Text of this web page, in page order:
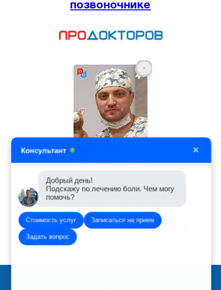
позвоночнике
Водолазский Николай Юрьевич
Воронеж: анестезиолог-реаниматолог, 1
категория, стаж 15 лет
Запись на приём+7 (473) 2103-103
Запись на приём+7 (473) 223-03-03
Консультант ×
Добрый день!
Подскажу по лечению боли. Чем могу
помочь?
Стоимость услуг Записаться на прием
Задать вопрос